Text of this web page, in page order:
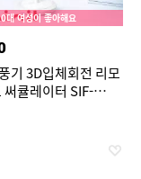
대 여성이 좋아해요
기 3D입체회전 리모
써큘레이터 SIF-